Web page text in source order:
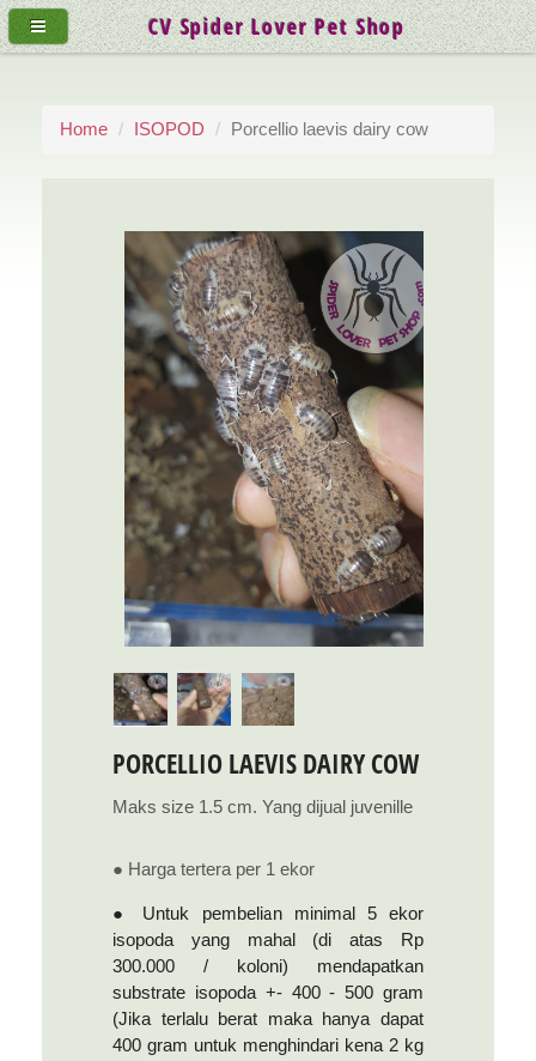
Home ISOPOD Porcellio laevis dairy cow
PORCELLIO LAEVIS DAIRY COW
Maks size 1.5 cm. Yang dijual juvenille
● Harga tertera per 1 ekor
● Untuk pembelian minimal 5 ekor
isopoda yang mahal (di atas Rp
300.000 / koloni) mendapatkan
substrate isopoda +- 400 - 500 gram
(Jika terlalu berat maka hanya dapat
400 gram untuk menghindari kena 2 kg
CV Spider Lover Pet Shop